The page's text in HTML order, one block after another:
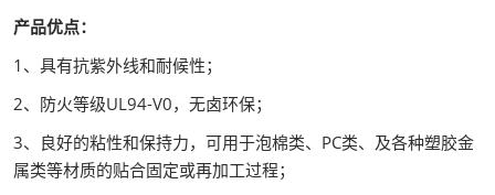
产品优点：
1、具有抗紫外线和耐候性；
2、防火等级UL94-V0，无卤环保；
3、良好的粘性和保持力，可用于泡棉类、PC类、及各种塑胶金
属类等材质的贴合固定或再加工过程；